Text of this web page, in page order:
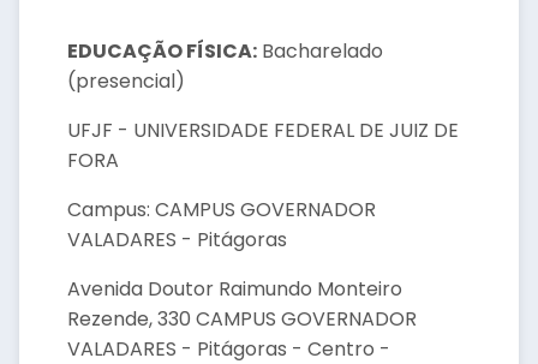
EDUCAÇÃO FÍSICA: Bacharelado
(presencial)
UFJF - UNIVERSIDADE FEDERAL DE JUIZ DE
FORA
Campus: CAMPUS GOVERNADOR
VALADARES - Pitágoras
Avenida Doutor Raimundo Monteiro
Rezende, 330 CAMPUS GOVERNADOR
VALADARES - Pitágoras - Centro -